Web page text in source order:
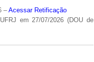
–Acessar Retificação
em 27/07/2026 (DOU de